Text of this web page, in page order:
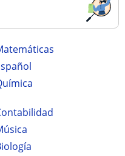
Matemáticas
Español
Química
Contabilidad
Música
Biología